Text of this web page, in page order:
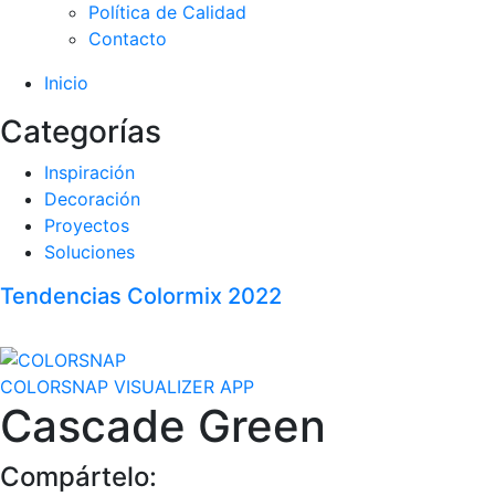
Política de Calidad
Contacto
Inicio
Categorías
Inspiración
Decoración
Proyectos
Soluciones
Tendencias Colormix 2022
COLORSNAP VISUALIZER APP
Cascade Green
Compártelo: